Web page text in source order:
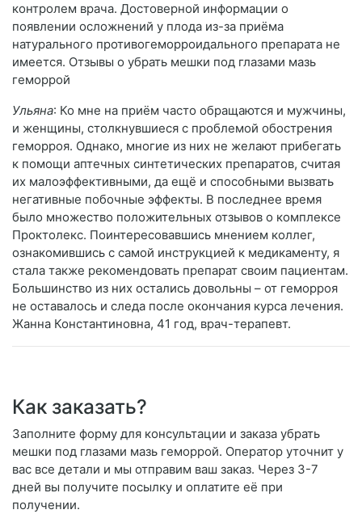
контролем врача. Достоверной информации о
появлении осложнений у плода из-за приёма
натурального противогеморроидального препарата не
имеется. Отзывы о убрать мешки под глазами мазь
геморрой
Ульяна: Ко мне на приём часто обращаются и мужчины,
и женщины, столкнувшиеся с проблемой обострения
геморроя. Однако, многие из них не желают прибегать
к помощи аптечных синтетических препаратов, считая
их малоэффективными, да ещё и способными вызвать
негативные побочные эффекты. В последнее время
было множество положительных отзывов о комплексе
Проктолекс. Поинтересовавшись мнением коллег,
ознакомившись с самой инструкцией к медикаменту, я
стала также рекомендовать препарат своим пациентам.
Большинство из них остались довольны – от геморроя
не оставалось и следа после окончания курса лечения.
Жанна Константиновна, 41 год, врач-терапевт.
Как заказать?
Заполните форму для консультации и заказа убрать
мешки под глазами мазь геморрой. Оператор уточнит у
вас все детали и мы отправим ваш заказ. Через 3-7
дней вы получите посылку и оплатите её при
получении.